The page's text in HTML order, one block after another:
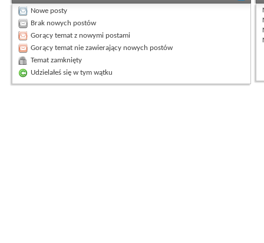
Nowe posty
Brak nowych postów
Gorący temat z nowymi postami
Gorący temat nie zawierający nowych postów
Temat zamknięty
Udzielałeś się w tym wątku